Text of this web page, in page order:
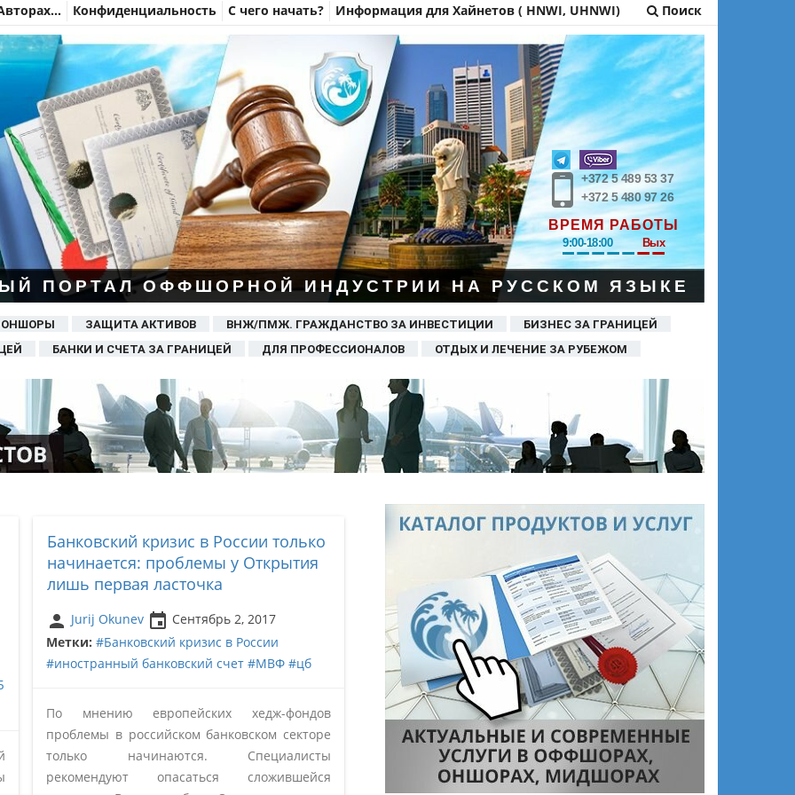
Конфиденциальность С чего начать? Информация для Хайнетов ( HNWI, UHNWI) Поиск
ПОРТАЛ ОФФШОРНОЙ ИНДУСТРИИ НА РУССКОМ ЯЗЫКЕ
+372 5 489 53 37
+372 5 480 97 26
ВРЕМЯ РАБОТЫ
9:00-18:00 Вых
ЗАЩИТА АКТИВОВ ВНЖ/ПМЖ. ГРАЖДАНСТВО ЗА ИНВЕСТИЦИИ
БИЗНЕС ЗА ГРАНИЦЕЙ
БАНКИ И СЧЕТА ЗА ГРАНИЦЕЙ ДЛЯ ПРОФЕССИОНАЛОВ ОТДЫХ И ЛЕЧЕНИЕ ЗА РУБЕЖОМ
Банковский кризис в России только
начинается: проблемы у Открытия
лишь первая ласточка
person Jurij Okunev insert_invitation Сентябрь 2, 2017
Метки: #Банковский кризис в России
#иностранный банковский счет #МВФ #цб
По мнению европейских хедж-фондов
проблемы в российском банковском секторе
только начинаются. Специалисты
рекомендуют опасаться сложившейся